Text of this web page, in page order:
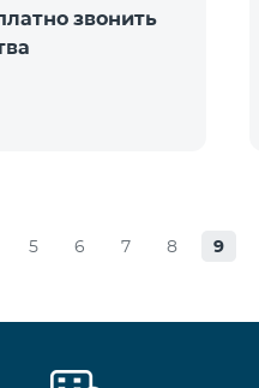
звонить
5 6 7 8 9